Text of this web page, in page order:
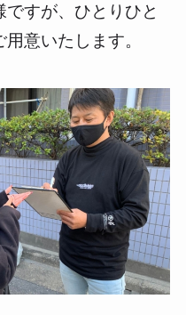
ですが、ひとりひと
意いたします。